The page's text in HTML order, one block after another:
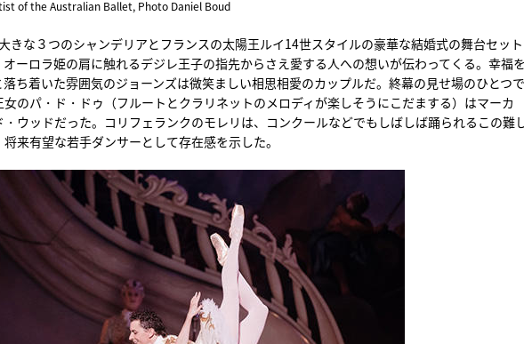
of the Australian Ballet, Photo Daniel Boud
きな３つのシャンデリアとフランスの太陽王ルイ14世スタイルの豪華な結婚式の舞台セッ
ーロラ姫の肩に触れるデジレ王子の指先からさえ愛する人への想いが伝わってくる。幸福
ち着いた雰囲気のジョーンズは微笑ましい相思相愛のカップルだ。終幕の見せ場のひとつ
のパ・ド・ドゥ（フルートとクラリネットのメロディが楽しそうにこだまする）はマーカ
ウッドだった。コリフェランクのモレリは、コンクールなどでもしばしば踊られるこの難
来有望な若手ダンサーとして存在感を示した。